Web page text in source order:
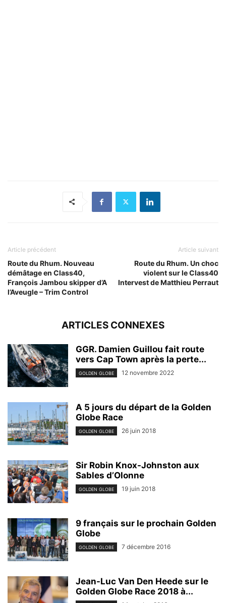
Article précédent
Route du Rhum. Nouveau
démâtage en Class40,
François Jambou skipper d’A
l’Aveugle – Trim Control
Article suivant
Route du Rhum. Un choc
violent sur le Class40
Intervest de Matthieu Perraut
ARTICLES CONNEXES
GGR. Damien Guillou fait route
vers Cap Town après la perte...
GOLDEN GLOBE 12 novembre 2022
A 5 jours du départ de la Golden
Globe Race
GOLDEN GLOBE 26 juin 2018
Sir Robin Knox-Johnston aux
Sables d’Olonne
GOLDEN GLOBE 19 juin 2018
9 français sur le prochain Golden
Globe
GOLDEN GLOBE 7 décembre 2016
Jean-Luc Van Den Heede sur le
Golden Globe Race 2018 à...